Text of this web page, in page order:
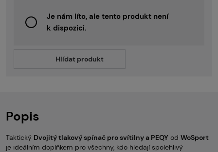
Je nám líto, ale tento produkt není
k dispozici.
Hlídat produkt
Popis
Taktický Dvojitý tlakový spínač pro svítilny a PEQY od WoSport
je ideálním doplňkem pro všechny, kdo hledají spolehlivý